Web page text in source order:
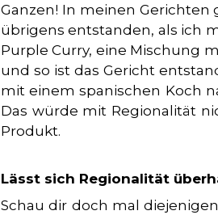
Ganzen! In meinen Gerichten
übrigens entstanden, als ich
Purple Curry, eine Mischung
und so ist das Gericht
mit einem spanischen Koch
Das würde mit Regionalität
Produkt.
Lässt sich Regionalität
Schau dir doch mal